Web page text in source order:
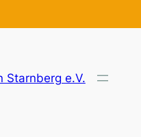
Starnberg e.V.